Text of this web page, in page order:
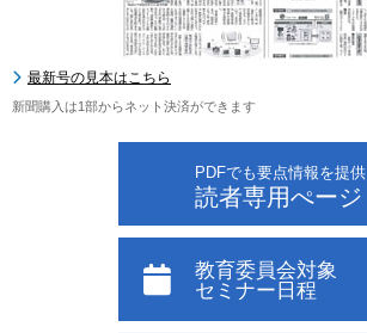
最新号の見本はこちら
新聞購入は1部からネット決済ができます
PDFでも要点情報を提供
読者専用ぺージ
教育委員会対象
セミナー日程